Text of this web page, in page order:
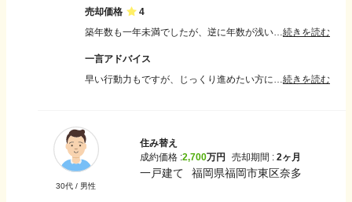
売却価格
4
続きを読む
一言アドバイス
続きを読む
30代 / 男性
住み替え
成約価格 :2,700万円 売却期間 : 2ヶ月
一戸建て 福岡県福岡市東区奈多